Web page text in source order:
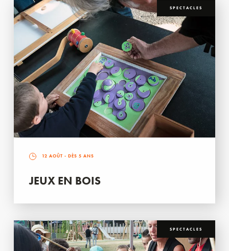
SPECTACLES
12 AOÛT - DÈS 5 ANS
JEUX EN BOIS
SPECTACLES